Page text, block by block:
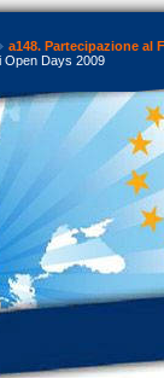
a148. Partecipazione al
Open Days 2009